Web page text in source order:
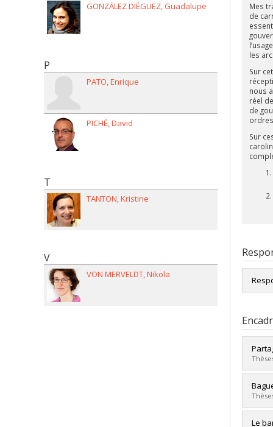
Mes
de
les
Sur
nous
réel
de
Sur
Cycle
Le
GONZÁLEZ DIÉGUEZ Guadalupe
P
PATO Enrique
PICHÉ David
T
TANTON Kristine
V
VON MERVELDT Nikola